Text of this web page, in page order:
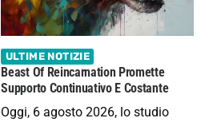
ULTIME NOTIZIE
Beast Of Reincarnation Promette
Supporto Continuativo E Costante
Oggi, 6 agosto 2026, lo studio